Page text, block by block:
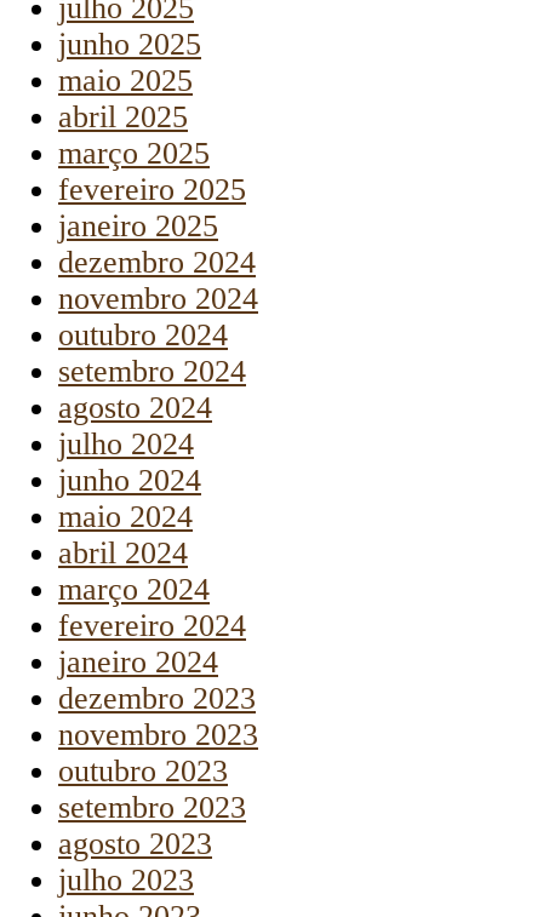
julho 2025
junho 2025
maio 2025
abril 2025
março 2025
fevereiro 2025
janeiro 2025
dezembro 2024
novembro 2024
outubro 2024
setembro 2024
agosto 2024
julho 2024
junho 2024
maio 2024
abril 2024
março 2024
fevereiro 2024
janeiro 2024
dezembro 2023
novembro 2023
outubro 2023
setembro 2023
agosto 2023
julho 2023